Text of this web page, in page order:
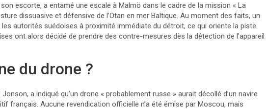
escorte, a entamé une escale à Malmö dans le cadre de la mission « La
dissuasive et défensive de l’Otan en mer Baltique. Au moment des faits, un
autorités suédoises à proximité immédiate du détroit, ce qui oriente la piste
ont alors décidé de prendre des contre-mesures dès la détection de l’appareil
du drone ?
a indiqué qu’un drone « probablement russe » aurait décollé d’un navire
français. Aucune revendication officielle n’a été émise par Moscou, mais